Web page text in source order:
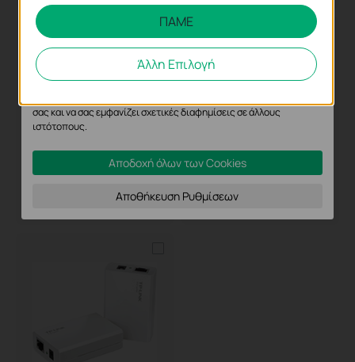
48V Passive PoE Adapter
Omada 24V 12W Passive PoE
Adapter
ΠΑΜΕ
Άλλη Επιλογή
Τα cookie ανάλυσης μας δίνουν τη δυνατότητα να αναλύσουμε τις
δραστηριότητές σας στον ιστότοπό μας για να βελτιώσουμε και να
προσαρμόσουμε τη λειτουργικότητα του ιστότοπού μας.
Τα διαφημιστικά cookie μπορούν να ρυθμιστούν μέσω του
ιστότοπού μας από τους διαφημιστικούς μας συνεργάτες,
σας και να σας εμφανίζει σχετικές διαφημίσεις σε άλλους
ιστότοπους.
Αποδοχή όλων των Cookies
Αποθήκευση Ρυθμίσεων